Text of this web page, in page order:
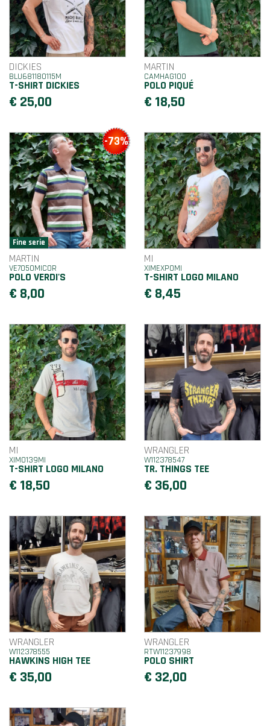
DICKIES
BLU681180115M
T-SHIRT DICKIES
€ 25,00
MARTIN
CAMHAG100
POLO PIQUÉ
€ 18,50
-73%
MARTIN
VE7050MICOR
POLO VERDI'S
€ 8,00
MI
XIMEXPOMI
T-SHIRT LOGO MILANO
€ 8,45
MI
XIM0139MI
T-SHIRT LOGO MILANO
€ 18,50
WRANGLER
W112378547
TR. THINGS TEE
€ 36,00
WRANGLER
W112378555
HAWKINS HIGH TEE
€ 35,00
WRANGLER
RTW11237998
POLO SHIRT
€ 32,00